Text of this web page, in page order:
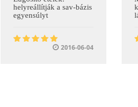
helyreállítják a sav-bázis
egyensúlyt
2016-06-04